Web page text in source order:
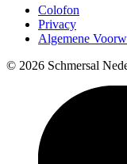
Colofon
Privacy
Algemene
© 2026 Schmersal